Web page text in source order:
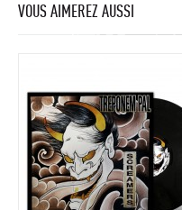
VOUS AIMEREZ AUSSI